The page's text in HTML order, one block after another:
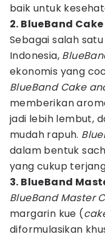
baik untuk
2. BlueBand
Sebagai salah
Indonesia,
ekonomis yang
BlueBand Cake
memberikan
jadi lebih lembut,
mudah rapuh.
dalam bentuk
yang cukup
3. BlueBand
BlueBand Master
margarin kue (
diformulasikan